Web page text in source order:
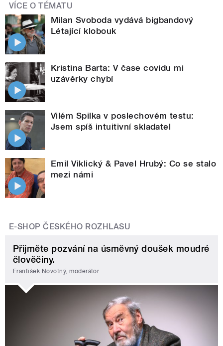
VÍCE O TÉMATU
Milan Svoboda vydává bigbandový
Létající klobouk
Kristina Barta: V čase covidu mi
uzávěrky chybí
Vilém Spilka v poslechovém testu:
Jsem spíš intuitivní skladatel
Emil Viklický & Pavel Hrubý: Co se stalo
mezi námi
E-SHOP ČESKÉHO ROZHLASU
Přijměte pozvání na úsměvný doušek moudré
člověčiny.
František Novotný, moderátor